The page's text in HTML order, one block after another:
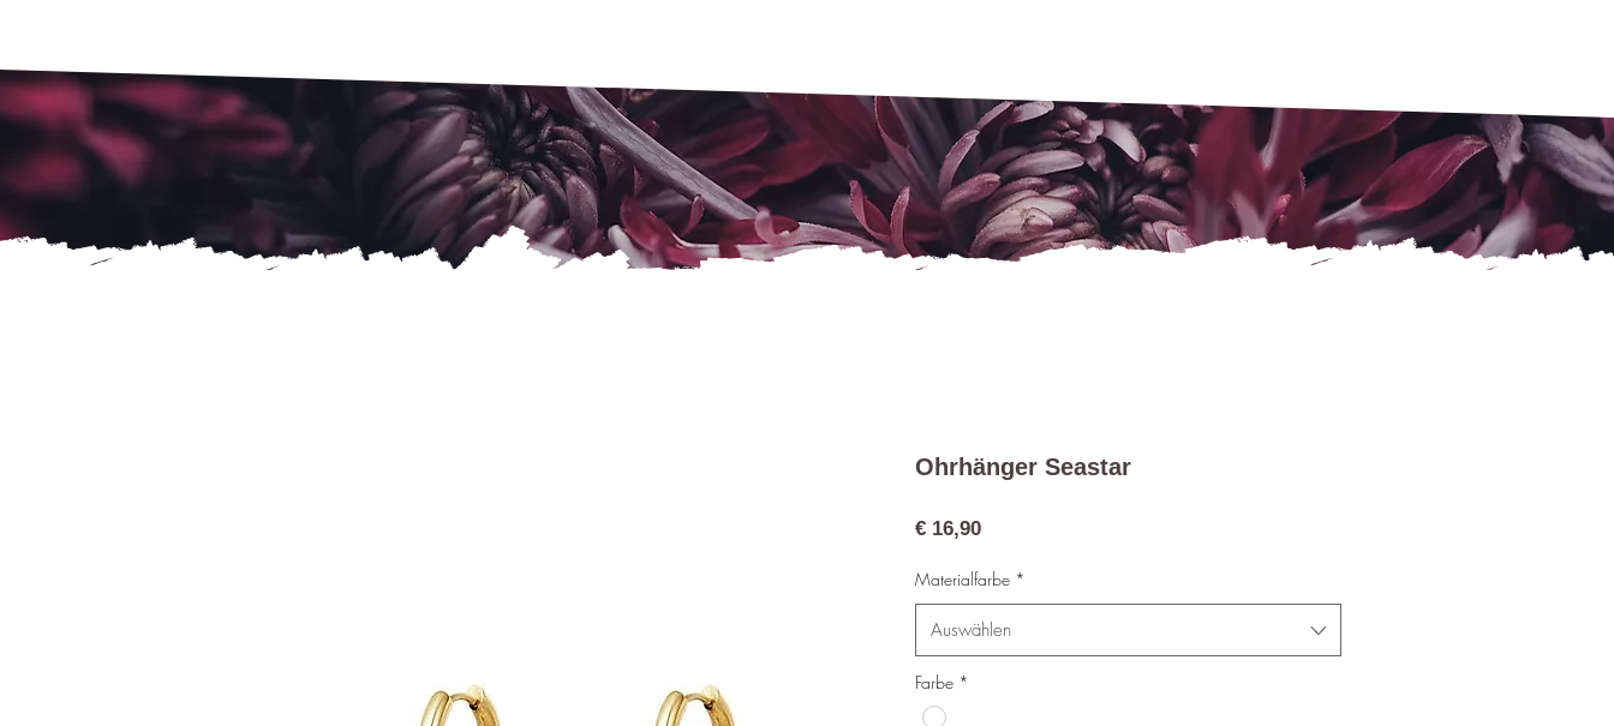
Ohrhänger Seastar
€ 16,90Preis
Materialfarbe *
Auswählen
Farbe *